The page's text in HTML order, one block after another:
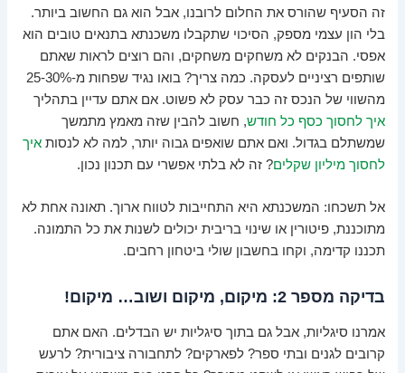
זה הסעיף שהורס את החלום לרובנו, אבל הוא גם החשוב ביותר.
בלי הון עצמי מספק, הסיכוי שתקבלו משכנתא בתנאים טובים הוא
אפסי. הבנקים לא משחקים משחקים, והם רוצים לראות שאתם
שותפים רציניים לעסקה. כמה צריך? בואו נגיד שפחות מ-25-30%
מהשווי של הנכס זה כבר עסק לא פשוט. אם אתם עדיין בתהליך
איך לחסוך כסף כל חודש, חשוב להבין שזה מאמץ מתמשך
שמשתלם בגדול. ואם אתם שואפים גבוה יותר, למה לא לנסותאיך
לחסוך מיליון שקלים? זה לא בלתי אפשרי עם תכנון נכון.
אל תשכחו: המשכנתא היא התחייבות לטווח ארוך. תאונה אחת לא
מתוכננת, פיטורין או שינוי בריבית יכולים לשנות את כל התמונה.
תכננו קדימה, וקחו בחשבון שולי ביטחון רחבים.
בדיקה מספר 2: מיקום, מיקום ושוב… מיקום!
אמרנו סיגליות, אבל גם בתוך סיגליות יש הבדלים. האם אתם
קרובים לגנים ובתי ספר? לפארקים? לתחבורה ציבורית? לרעש